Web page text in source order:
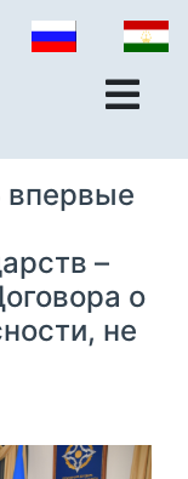
впервые
–
о
не